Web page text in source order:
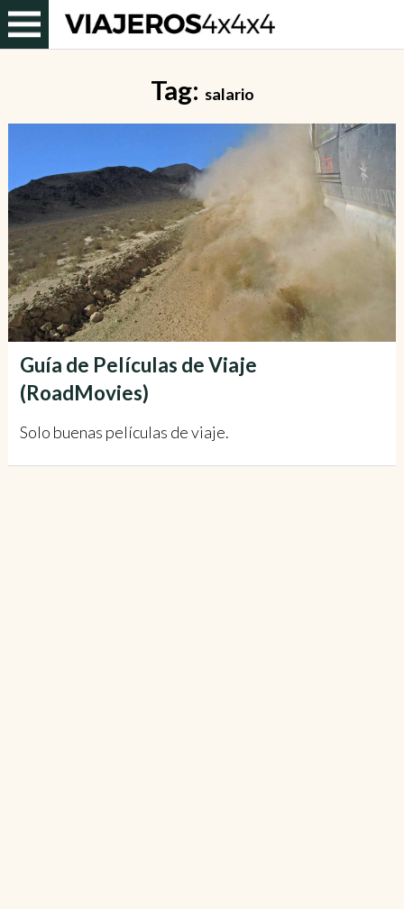
Tag: salario
Guía de Películas de Viaje
(RoadMovies)
Solo buenas películas de viaje.